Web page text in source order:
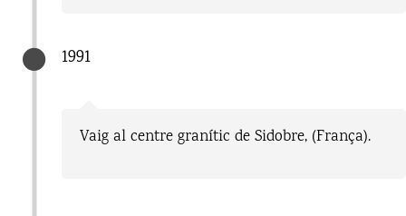
1991
Vaig al centre granític de Sidobre, (França).